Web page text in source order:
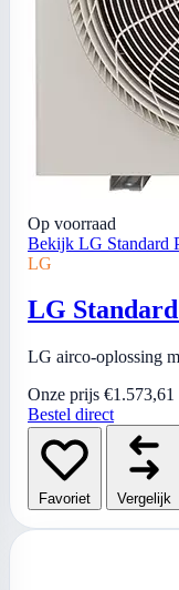
Op voorraad
Bekijk LG Standard
LG
LG
LG airco-oplossing
Onze prijs €1.573,61
Bestel direct
Favoriet Vergelijk